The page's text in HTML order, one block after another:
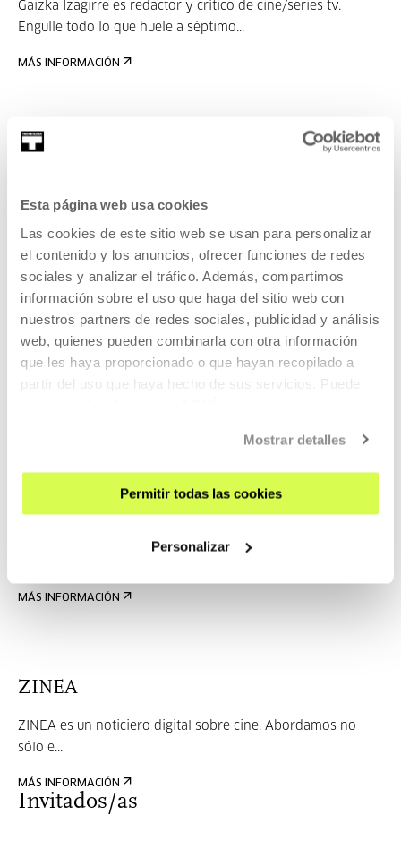
Esta página web usa cookies
Las cookies de este sitio web se usan para personalizar
el contenido y los anuncios, ofrecer funciones de redes
sociales y analizar el tráfico. Además, compartimos
información sobre el uso que haga del sitio web con
nuestros partners de redes sociales, publicidad y análisis
web, quienes pueden combinarla con otra información
que les haya proporcionado o que hayan recopilado a
partir del uso que haya hecho de sus servicios. Puede
Mostrar detalles
Permitir todas las cookies
Personalizar
Gaizka Izagirre es redactor y crítico de cine/series tv.
Engulle todo lo que huele a séptimo...
MÁS INFORMACIÓN
Nahia Sillero
MÁS INFORMACIÓN
Polaina
Improvisación a tres voces. Así definen el podcast Polaina
Los miembros de Sutan Bang se consideran un colectivo
MÁS INFORMACIÓN
ZINEA
ZINEA es un noticiero digital sobre cine. Abordamos no
sólo e...
MÁS INFORMACIÓN
Invitados/as